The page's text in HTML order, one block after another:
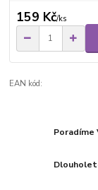
159 Kč/ks
EAN kód:
Poradíme